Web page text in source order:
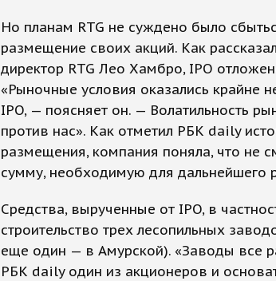
Но планам RTG не суждено было
размещение своих акций. Как
директор RTG Лео Хамбро, IPO
«Рыночные условия оказались крайне
IPO, — поясняет он. — Волатильность
против нас». Как отметил РБК daily
размещения, компания поняла, что не
сумму, необходимую для дальнейшего
Средства, вырученные от IPO, в
строительство трех лесопильных
еще один — в Амурской). «Заводы все
РБК daily один из акционеров и